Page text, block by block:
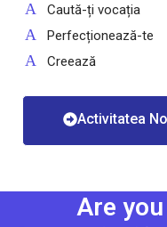
Caută-ți vocația
Perfecționează-te
Creează
Activitatea
Are